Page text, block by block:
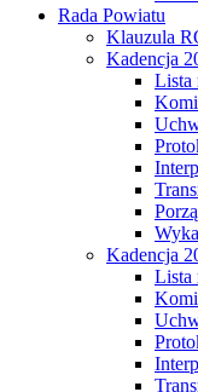
Rada Powiatu
Klauzula
Kadencja
Lista
Kadencja
Lista